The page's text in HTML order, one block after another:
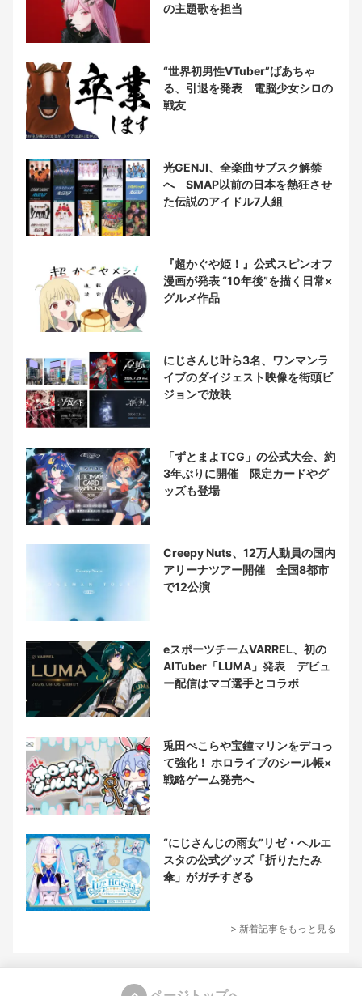
の主題歌を担当
“世界初男性VTuber”ばあちゃ
る、引退を発表 電脳少女シロの
戦友
光GENJI、全楽曲サブスク解禁
へ SMAP以前の日本を熱狂させ
た伝説のアイドル7人組
『超かぐや姫！』公式スピンオフ
漫画が発表 “10年後”を描く日常×
グルメ作品
にじさんじ叶ら3名、ワンマンラ
イブのダイジェスト映像を街頭ビ
ジョンで放映
「ずとまよTCG」の公式大会、約
3年ぶりに開催 限定カードやグ
ッズも登場
Creepy Nuts、12万人動員の国内
アリーナツアー開催 全国8都市
で12公演
eスポーツチームVARREL、初の
AITuber「LUMA」発表 デビュ
ー配信はマゴ選手とコラボ
兎田ぺこらや宝鐘マリンをデコっ
て強化！ ホロライブのシール帳×
戦略ゲーム発売へ
“にじさんじの雨女”リゼ・ヘルエ
スタの公式グッズ「折りたたみ
傘」がガチすぎる
> 新着記事をもっと見る